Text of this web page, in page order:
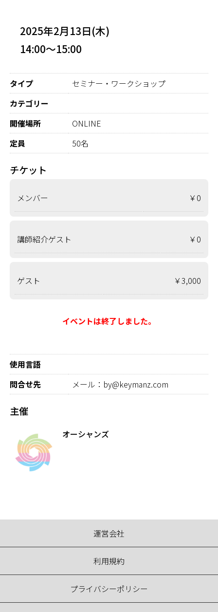
2025年2月13日(木)
14:00～15:00
タイプ
セミナー・ワークショップ
カテゴリー
開催場所
ONLINE
定員
50名
チケット
メンバー ￥0
講師紹介ゲスト ￥0
ゲスト ￥3,000
イベントは終了しました。
使用言語
問合せ先
メール：by@keymanz.com
主催
オーシャンズ
運営会社
利用規約
プライバシーポリシー